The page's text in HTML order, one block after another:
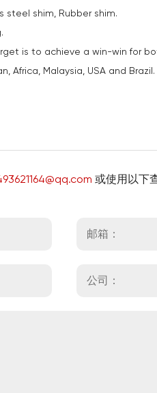
steel shim, Rubber shim.
is to achieve a win-win for
Africa, Malaysia, USA and Brazil.
或使用以下